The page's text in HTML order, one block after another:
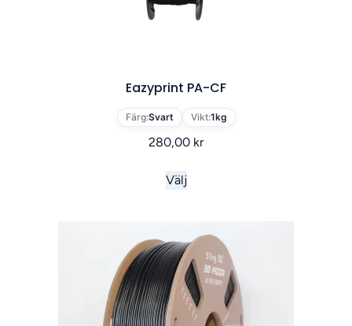
Eazyprint PA-CF
Färg:Svart Vikt:1kg
280,00 kr
Välj